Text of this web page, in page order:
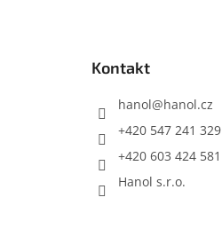
Kontakt
hanol@hanol.cz
+420 547 241 329
+420 603 424 581
Hanol s.r.o.